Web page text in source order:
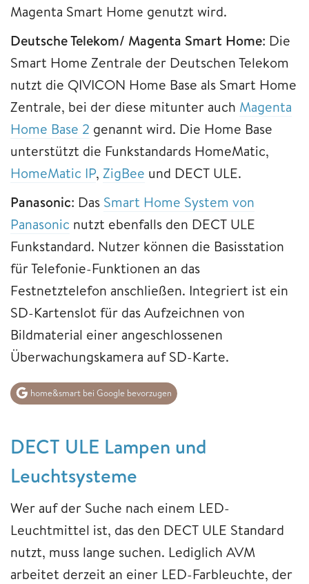
Magenta Smart Home genutzt wird.
Deutsche Telekom/ Magenta Smart Home: Die
Smart Home Zentrale der Deutschen Telekom
nutzt die QIVICON Home Base als Smart Home
Zentrale, bei der diese mitunter auch Magenta
Home Base 2 genannt wird. Die Home Base
unterstützt die Funkstandards HomeMatic,
HomeMatic IP, ZigBee und DECT ULE.
Panasonic: Das Smart Home System von
Panasonic nutzt ebenfalls den DECT ULE
Funkstandard. Nutzer können die Basisstation
für Telefonie-Funktionen an das
Festnetztelefon anschließen. Integriert ist ein
SD-Kartenslot für das Aufzeichnen von
Bildmaterial einer angeschlossenen
Überwachungskamera auf SD-Karte.
home&smart bei Google bevorzugen
DECT ULE Lampen und
Leuchtsysteme
Wer auf der Suche nach einem LED-
Leuchtmittel ist, das den DECT ULE Standard
nutzt, muss lange suchen. Lediglich AVM
arbeitet derzeit an einer LED-Farbleuchte, der